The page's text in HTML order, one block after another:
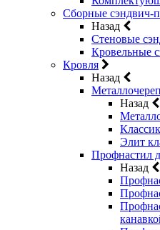
Сборные сэндвич-
Назад
Стеновые
Кровельные
Кровля
Назад
Назад
Классик
Элит
Профнастил
Назад